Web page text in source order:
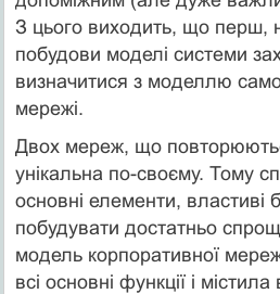
З цього виходить, що перш,
побудови моделі системи
визначитися з моделлю
мережі.
Двох мереж, що
унікальна по-своєму. Тому
основні елементи, властиві
побудувати достатньо
модель корпоративної
всі основні функції і